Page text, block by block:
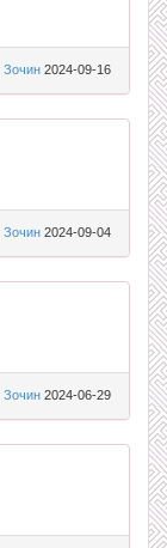
Зочин 2024-09-16
Зочин 2024-09-04
Зочин 2024-06-29